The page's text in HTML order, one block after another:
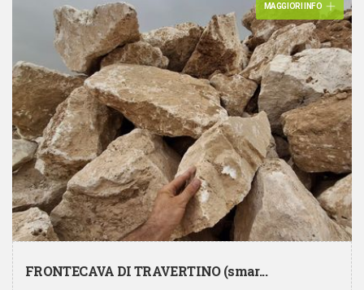
MAGGIORI INFO
FRONTECAVA DI TRAVERTINO (smar...